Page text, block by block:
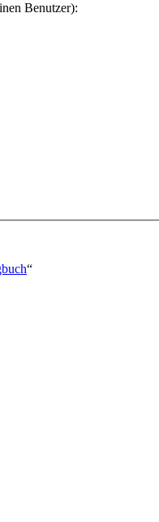
Benutzer):
“